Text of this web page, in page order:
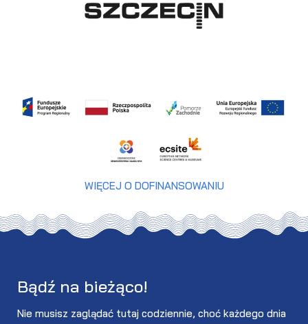
WIĘCEJ O DOFINANSOWANIU
Bądź na bieżąco!
Nie musisz zaglądać tutaj codziennie, choć każdego dnia